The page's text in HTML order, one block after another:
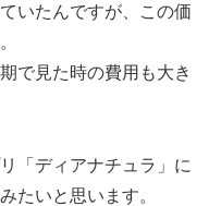
いたんですが、この価
で見た時の費用も大き
「ディアナチュラ」に
たいと思います。